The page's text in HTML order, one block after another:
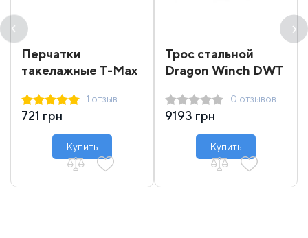
Перчатки
такелажные T-Max
1 отзыв
721 грн
Купить
Трос стальной
Dragon Winch DWT
0 отзывов
9193 грн
Купить